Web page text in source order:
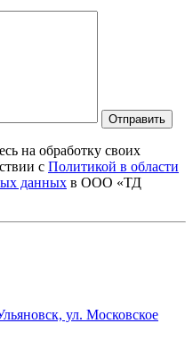
Отправить
на обработку своих
с Политикой в области
данных в ООО «ТД
ул. Московское